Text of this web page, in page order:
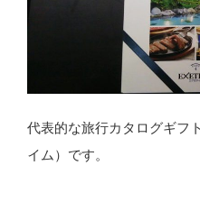
代表的な旅行カタログギフ
イム）です。